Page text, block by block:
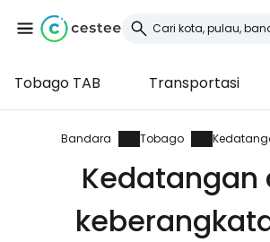
Tobago TAB Transportasi
Bandara Tobago
Kedatangan
Masuk ke
... komunitas perjalanan di
Lanjutkan dengan